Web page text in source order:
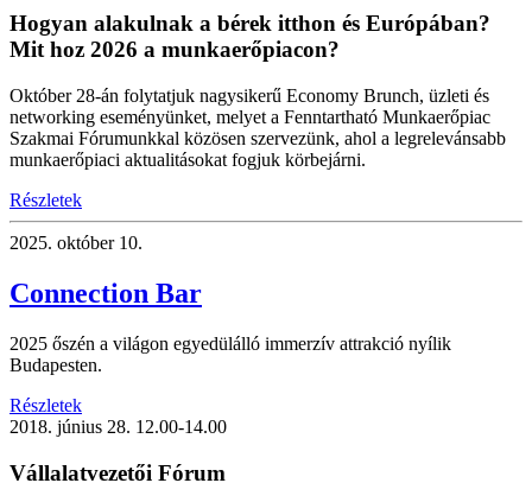
Hogyan alakulnak a bérek itthon és Európában?
Mit hoz 2026 a munkaerőpiacon?
Október 28-án folytatjuk nagysikerű Economy Brunch, üzleti és
networking eseményünket, melyet a Fenntartható Munkaerőpiac
Szakmai Fórumunkkal közösen szervezünk, ahol a legrelevánsabb
munkaerőpiaci aktualitásokat fogjuk körbejárni.
Részletek
2025. október 10.
Connection Bar
2025 őszén a világon egyedülálló immerzív attrakció nyílik
Budapesten.
Részletek
2018. június 28. 12.00-14.00
Vállalatvezetői Fórum